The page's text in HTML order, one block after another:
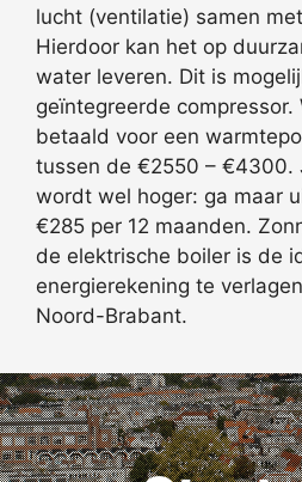
lucht (ventilatie) samen
Hierdoor kan het op
water leveren. Dit is
geïntegreerde
betaald voor een
tussen de €2550 – €4300.
wordt wel hoger: ga maar
€285 per 12 maanden.
de elektrische boiler is de
energierekening te
Noord-Brabant.